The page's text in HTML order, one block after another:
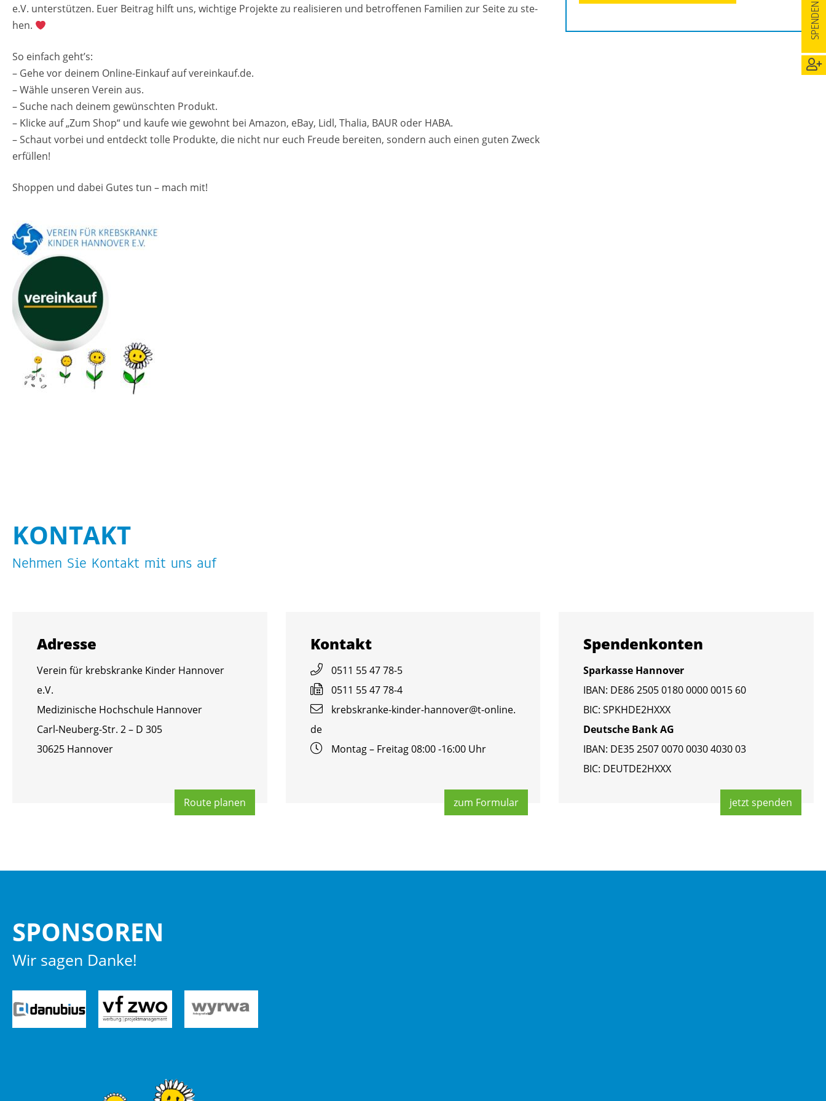
BRÜ­CKEN­TEAM
VER­AN­STAL­TUN­GEN
MUT­PER­LEN
WALD­PI­RA­TEN
TRAU­ER­GRUP­PE
e.V. un­ter­stüt­zen. Euer Bei­trag hilft uns, wich­ti­ge Pro­jek­te zu rea­li­sie­ren und be­trof­fe­nen Fa­mi­li­en zur Seite zu ste­
hen.
So ein­fach geht’s:
– Gehe vor dei­nem On­line-Ein­kauf auf ver­ein­kauf.de.
– Wähle un­se­ren Ver­ein aus.
– Suche nach dei­nem ge­wünsch­ten Pro­dukt.
– Kli­cke auf „Zum Shop“ und kaufe wie ge­wohnt bei Ama­zon, eBay, Lidl, Tha­lia, BAUR oder HABA.
– Schaut vor­bei und ent­deckt tolle Pro­duk­te, die nicht nur euch Freu­de be­rei­ten, son­dern auch einen guten Zweck
er­fül­len!
Shop­pen und dabei Gutes tun – mach mit!
KON­TAKT
Neh­men Sie Kon­takt mit uns auf
Adres­se
Ver­ein für krebs­kran­ke Kin­der Han­no­ver
e.V.
Me­di­zi­ni­sche Hoch­schu­le Han­no­ver
Carl-Neu­berg-Str. 2 – D 305
30625 Han­no­ver
Route pla­nen
Kon­takt
0511 55 47 78-5
0511 55 47 78-4
krebs­kran­ke-kin­der-han­no­ver@​t-​online.​
de
Mon­tag – Frei­tag 08:00 -16:00 Uhr
zum For­mu­lar
Spen­den­kon­ten
Spar­kas­se Han­no­ver
IBAN: DE86 2505 0180 0000 0015 60
BIC: SPKHDE2HXXX
Deut­sche Bank AG
IBAN: DE35 2507 0070 0030 4030 03
BIC: DEUT­DE2HXXX
jetzt spen­den
SPON­SO­REN
Wir sagen Danke!